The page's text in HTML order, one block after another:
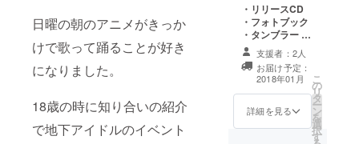
日曜の朝のアニメがきっか
けで歌って踊ることが好き
になりました。
18歳の時に知り合いの紹介
で地下アイドルのイベント
・リリースCD
・フォトブック
・タンブラー ・
特性風薬箱 ・
トートバック ・
メイキング映像
・レコ発ライブ
招待
支援者：2人
お届け予定：
2018年01月
詳細を見る
こ
の
リ
タ
ー
ン
を
選
択
す